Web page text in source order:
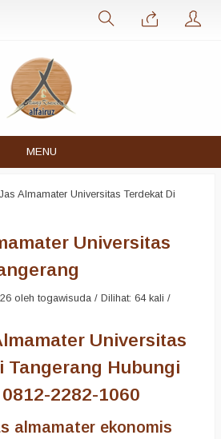
MENU
Almamater Universitas Terdekat Di
Universitas
oleh togawisuda / Dilihat: 64 kali /
Universitas
Tangerang Hubungi
2282-1060
almamater ekonomis